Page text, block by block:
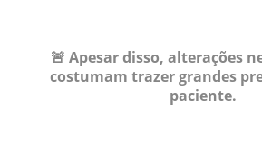
🚨 Apesar disso, alterações
costumam trazer grandes
paciente.